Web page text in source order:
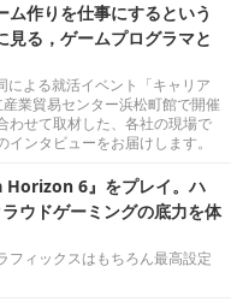
ム作りを仕事にするという
見る，ゲームプログラマと
よる就活イベント「キャリア
業貿易センター浜松町館で開催
わせて取材した、各社の現場で
ンタビューをお届けします。
6』をプレイ。ハ
ウドゲーミングの底力を体
フィックスはもちろん最高設定